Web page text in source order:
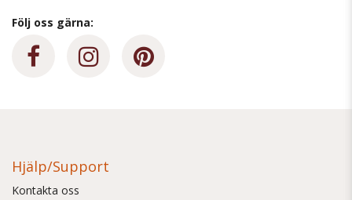
Följ oss gärna:
Hjälp/Support
Kontakta oss